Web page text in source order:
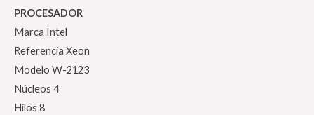
PROCESADOR
Marca Intel
Referencia Xeon
Modelo W-2123
Núcleos 4
Hilos 8